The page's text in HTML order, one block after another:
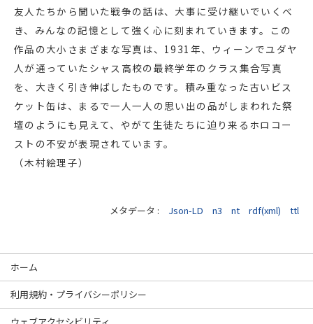
友人たちから聞いた戦争の話は、大事に受け継いでいくべ
き、みんなの記憶として強く心に刻まれていきます。この
作品の大小さまざまな写真は、1931年、ウィーンでユダヤ
人が通っていたシャス高校の最終学年のクラス集合写真
を、大きく引き伸ばしたものです。積み重なった古いビス
ケット缶は、まるで一人一人の思い出の品がしまわれた祭
壇のようにも見えて、やがて生徒たちに迫り来るホロコー
ストの不安が表現されています。
（木村絵理子）
メタデータ : Json-LD n3 nt rdf(xml) ttl
ホーム
利用規約・プライバシーポリシー
ウェブアクセシビリティ